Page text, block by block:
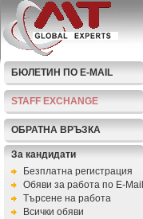
БЮЛЕТИН ПО E-MAIL
STAFF EXCHANGE
ОБРАТНА ВРЪЗКА
За кандидати
Безплатна регистрация
Обяви за работа по E-Mail
Търсене на работа
Всички обяви